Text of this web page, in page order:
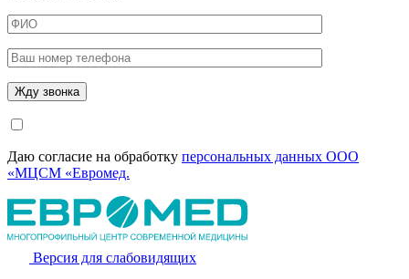
Даю согласие на обработку персональных данных ООО
«МЦСМ «Евромед.
Версия для слабовидящих